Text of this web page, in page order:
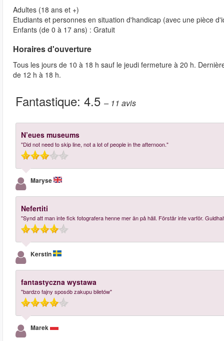
Adultes (18 ans et +)
Etudiants et personnes en situation d'handicap (avec une pièce
Enfants (de 0 à 17 ans) : Gratuit
Horaires d'ouverture
Tous les jours de 10 à 18 h sauf le jeudi fermeture à 20 h.
de 12 h à 18 h.
Fantastique: 4.5 – 11 avis
N’eues museums
"Did not need to skip line, not a lot of people in the afternoon."
Maryse
Nefertiti
"Synd att man inte fick fotografera henne mer än på håll. Förstår inte varför.
Kerstin
fantastyczna wystawa
"bardzo fajny sposób zakupu biletów"
Marek